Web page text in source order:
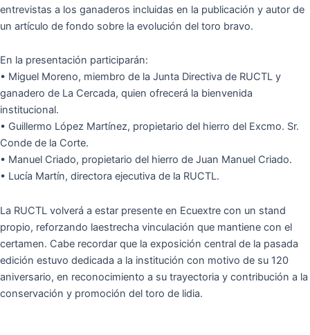
entrevistas a los ganaderos incluidas en la publicación y autor de
un artículo de fondo sobre la evolución del toro bravo.
En la presentación participarán:
• Miguel Moreno, miembro de la Junta Directiva de RUCTL y
ganadero de La Cercada, quien ofrecerá la bienvenida
institucional.
• Guillermo López Martínez, propietario del hierro del Excmo. Sr.
Conde de la Corte.
• Manuel Criado, propietario del hierro de Juan Manuel Criado.
• Lucía Martín, directora ejecutiva de la RUCTL.
La RUCTL volverá a estar presente en Ecuextre con un stand
propio, reforzando laestrecha vinculación que mantiene con el
certamen. Cabe recordar que la exposición central de la pasada
edición estuvo dedicada a la institución con motivo de su 120
aniversario, en reconocimiento a su trayectoria y contribución a la
conservación y promoción del toro de lidia.